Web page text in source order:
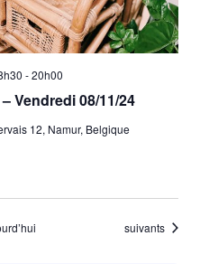
Vendredi 08/11/24
-20h00
12, Namur, Belgique
Évènements
suivants